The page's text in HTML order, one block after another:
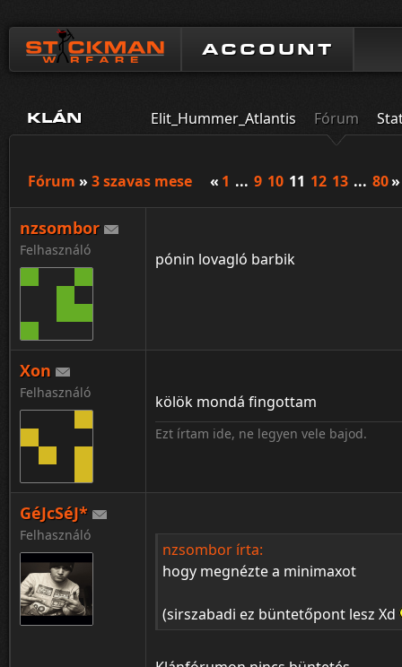
ACCOUNT
KLÁN Elit_Hummer_Atlantis Fórum
Fórum » 3 szavas mese « 1 ... 9 10 11 12 13 ... 80»
nzsombor
Felhasználó pónin lovagló barbik
Xon
Felhasználó kölök mondá fingottam
Ezt írtam ide, ne legyen vele bajod.
GéJcSéJ*
Felhasználó
nzsombor írta:
hogy megnézte a minimaxot
(sirszabadi ez büntetőpont lesz Xd